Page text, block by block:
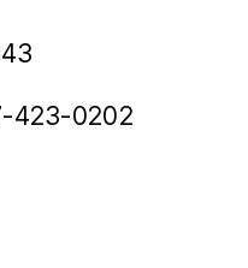
423-0202